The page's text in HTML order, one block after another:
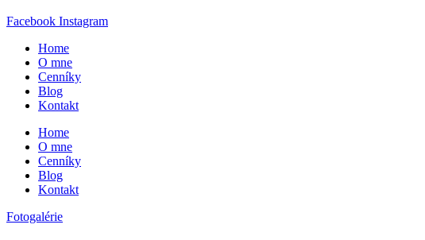
Facebook Instagram
Home
O mne
Cenníky
Blog
Kontakt
Home
O mne
Cenníky
Blog
Kontakt
Fotogalérie